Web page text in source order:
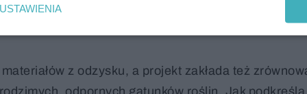
które umożliwią retencję wody, wzrost roślin i
z odzysku, a projekt zakłada też
odpornych gatunków roślin. Jak podkreśla
USTAWIENIA